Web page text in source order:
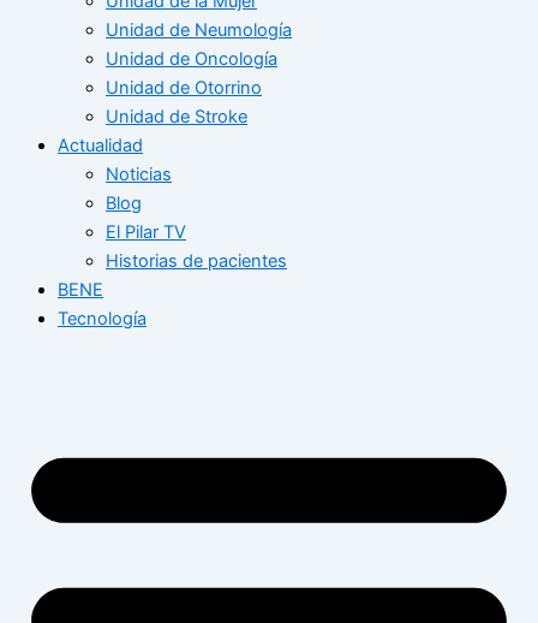
Unidad de Neumología
Unidad de Oncología
Unidad de Otorrino
Unidad de Stroke
Actualidad
Noticias
Blog
El Pilar TV
Historias de pacientes
BENE
Tecnología